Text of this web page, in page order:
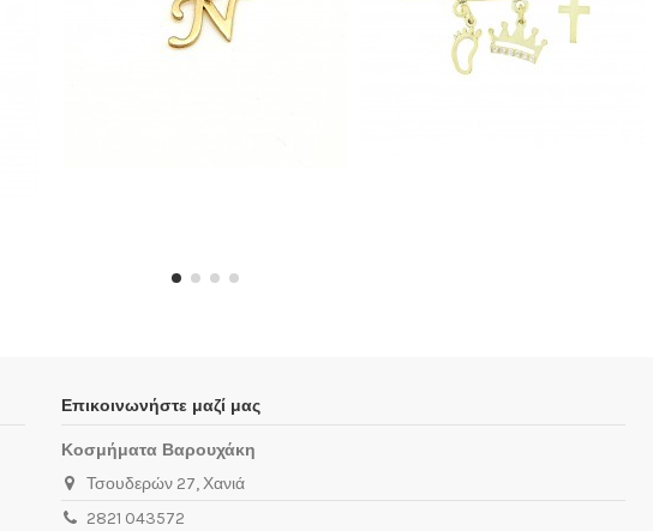
Επικοινωνήστε μαζί μας
Κοσμήματα Βαρουχάκη
Τσουδερών 27, Χανιά
2821 043572